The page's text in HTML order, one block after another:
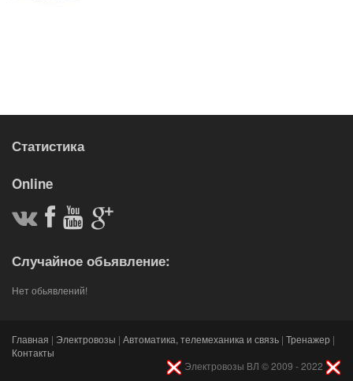
Статистика
Online
Случайное обьявление:
Нет обьявлений!
Главная | Электровозы | Автоматика, телемеханика и связь | Тренажер |
Контакты
Электровозы ВЛ © 2009 - 2022